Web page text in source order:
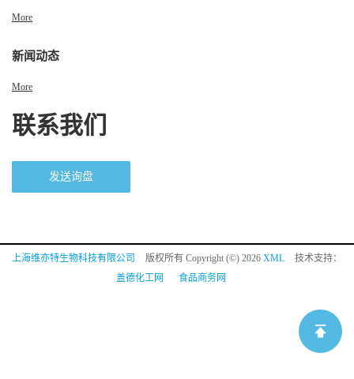
More
新闻动态
More
联系我们
发送询盘
上海维亦特生物科技有限公司 版权所有 Copyright (©) 2026 XML
技术支持：
盖德化工网
食品商务网